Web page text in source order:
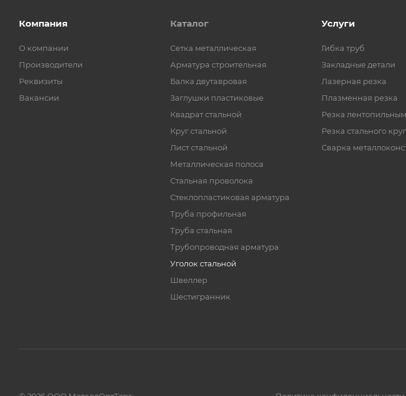
Компания
О компании
Производители
Реквизиты
Вакансии
Каталог
Cетка металлическая
Арматура строительная
Балка двутавровая
Заглушки пластиковые
Квадрат стальной
Круг стальной
Лист стальной
Металлическая полоса
Стальная проволока
Стеклопластиковая арматура
Труба профильная
Труба стальная
Трубопроводная арматура
Уголок стальной
Швеллер
Шестигранник
Услуги
Гибка труб
Закладные детали
Лазерная резка
Плазменная резка
Резка
Резка стального
Сварка